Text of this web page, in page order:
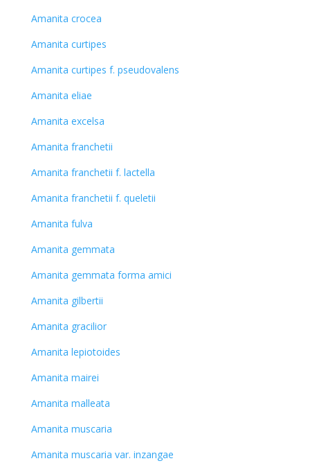
Amanita crocea
Amanita curtipes
Amanita curtipes f. pseudovalens
Amanita eliae
Amanita excelsa
Amanita franchetii
Amanita franchetii f. lactella
Amanita franchetii f. queletii
Amanita fulva
Amanita gemmata
Amanita gemmata forma amici
Amanita gilbertii
Amanita gracilior
Amanita lepiotoides
Amanita mairei
Amanita malleata
Amanita muscaria
Amanita muscaria var. inzangae